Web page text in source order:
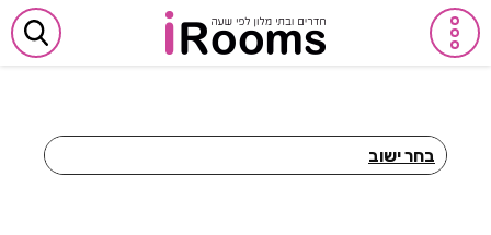
בחר ישוב